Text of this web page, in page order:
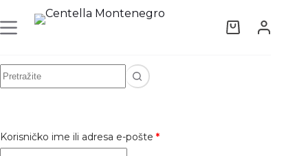
Korisničko ime ili adresa e-pošte *